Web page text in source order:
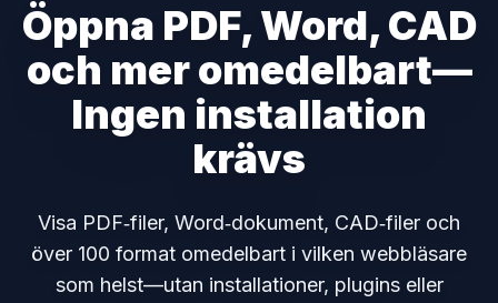
Öppna PDF, Word, CAD
och mer omedelbart—
Ingen installation
krävs
Visa PDF‑filer, Word‑dokument, CAD‑filer och
över 100 format omedelbart i vilken webbläsare
som helst—utan installationer, plugins eller